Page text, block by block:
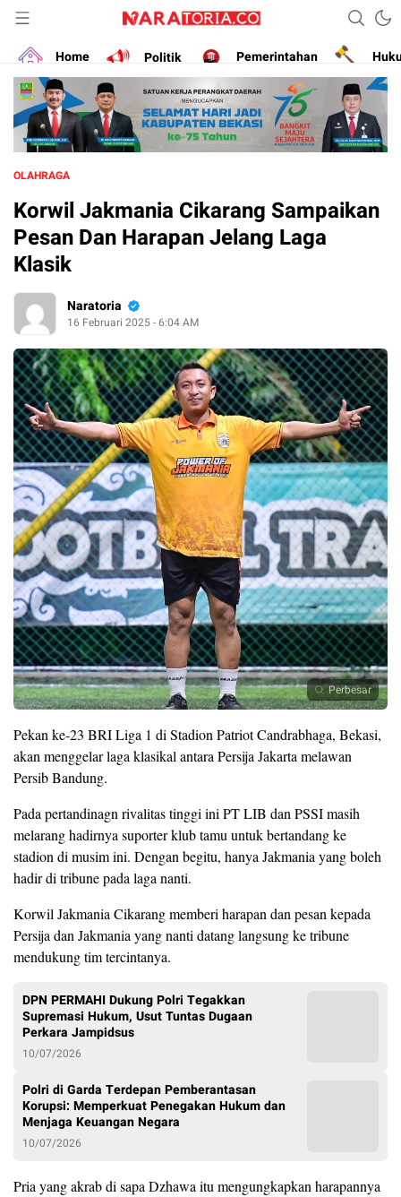
naratoria.co
Narasikan Fakta dan Data
Home
Politik Pemerintahan
OLAHRAGA
Korwil Jakmania Cikarang Sampaikan
Pesan Dan Harapan Jelang Laga
Klasik
Naratoria
16 Februari 2025 - 6:04 AM
Perbesar
Pekan ke-23 BRI Liga 1 di Stadion Patriot Candrabhaga, Bekasi,
akan menggelar laga klasikal antara Persija Jakarta melawan
Persib Bandung.
Pada pertandinagn rivalitas tinggi ini PT LIB dan PSSI masih
melarang hadirnya suporter klub tamu untuk bertandang ke
stadion di musim ini. Dengan begitu, hanya Jakmania yang boleh
hadir di tribune pada laga nanti.
Korwil Jakmania Cikarang memberi harapan dan pesan kepada
Persija dan Jakmania yang nanti datang langsung ke tribune
mendukung tim tercintanya.
DPN PERMAHI Dukung Polri Tegakkan
Supremasi Hukum, Usut Tuntas Dugaan
Perkara Jampidsus
10/07/2026
Polri di Garda Terdepan Pemberantasan
Korupsi: Memperkuat Penegakan Hukum dan
Menjaga Keuangan Negara
10/07/2026
Pria yang akrab di sapa Dzhawa itu mengungkapkan harapannya